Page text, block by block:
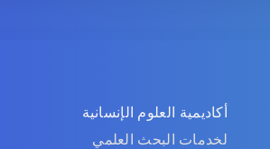
أكاديمية العلوم الإنسانية
لخدمات البحث العلمي